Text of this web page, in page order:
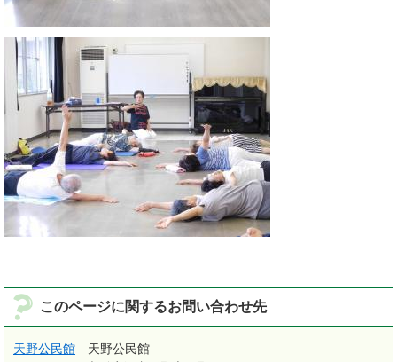
このページに関するお問い合わせ先
天野公民館
天野公民館